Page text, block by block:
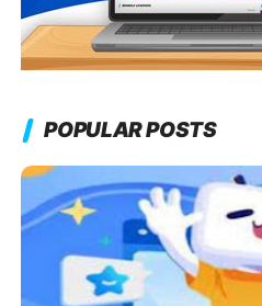
POPULAR POSTS